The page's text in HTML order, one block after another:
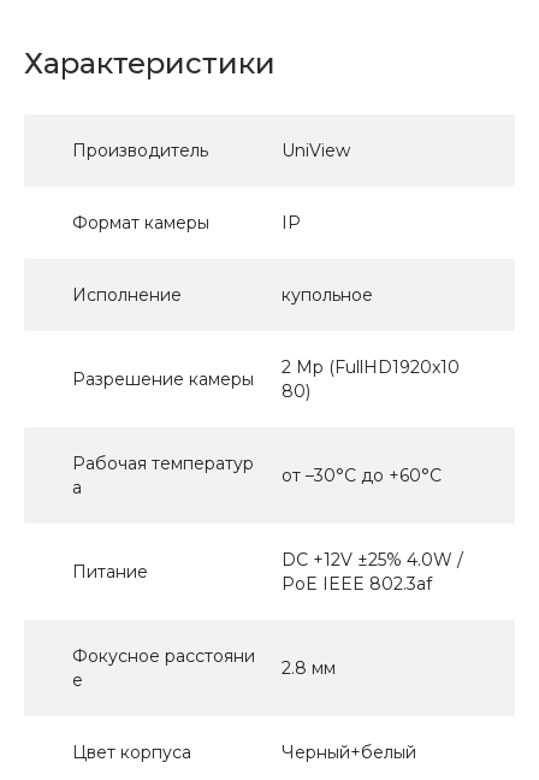
Характеристики
Производитель UniView
Формат камеры IP
Исполнение купольное
Разрешение камеры
2 Mp (FullHD1920x10
80)
Рабочая температур
а
от –30°C до +60°C
Питание
DC +12V ±25% 4.0W /
PoE IEEE 802.3af
Фокусное расстояни
е
2.8 мм
Цвет корпуса Черный+белый